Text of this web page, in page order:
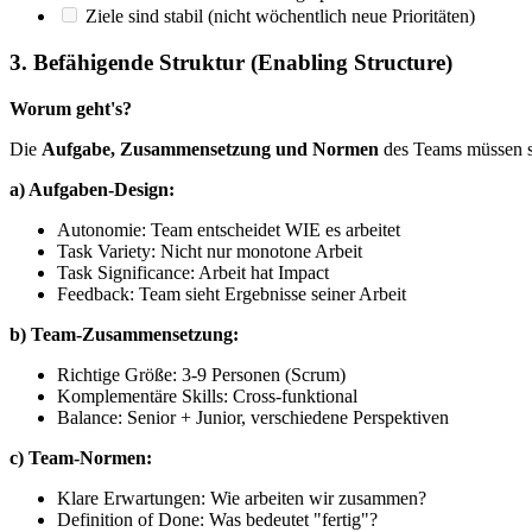
Ziele sind stabil (nicht wöchentlich neue Prioritäten)
3. Befähigende Struktur (Enabling Structure)
Worum geht's?
Die Aufgabe, Zusammensetzung und Normen des Teams müssen
a) Aufgaben-Design:
Autonomie: Team entscheidet WIE es arbeitet
Task Variety: Nicht nur monotone Arbeit
Task Significance: Arbeit hat Impact
Feedback: Team sieht Ergebnisse seiner Arbeit
b) Team-Zusammensetzung:
Richtige Größe: 3-9 Personen (Scrum)
Komplementäre Skills: Cross-funktional
Balance: Senior + Junior, verschiedene Perspektiven
c) Team-Normen:
Klare Erwartungen: Wie arbeiten wir zusammen?
Definition of Done: Was bedeutet "fertig"?